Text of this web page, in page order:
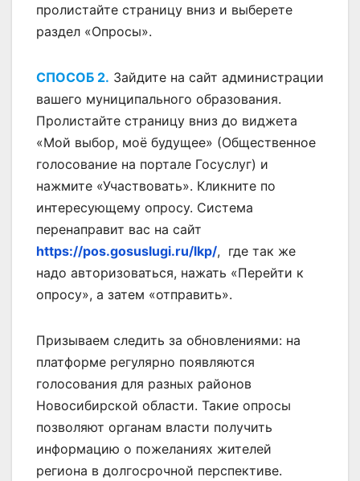
пролистайте страницу вниз и выберете
раздел «Опросы».
СПОСОБ 2. Зайдите на сайт администрации
вашего муниципального образования.
Пролистайте страницу вниз до виджета
«Мой выбор, моё будущее» (Общественное
голосование на портале Госуслуг) и
нажмите «Участвовать». Кликните по
интересующему опросу. Система
перенаправит вас на сайт
https://pos.gosuslugi.ru/lkp/, где так же
надо авторизоваться, нажать «Перейти к
опросу», а затем «отправить».
Призываем следить за обновлениями: на
платформе регулярно появляются
голосования для разных районов
Новосибирской области. Такие опросы
позволяют органам власти получить
информацию о пожеланиях жителей
региона в долгосрочной перспективе.